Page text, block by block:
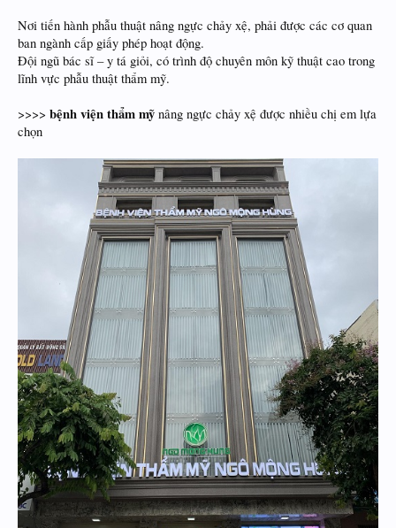
Nơi tiến hành phẫu thuật nâng ngực chảy xệ, phải được các cơ quan
ban ngành cấp giấy phép hoạt động.
Đội ngũ bác sĩ – y tá giỏi, có trình độ chuyên môn kỹ thuật cao trong
lĩnh vực phẫu thuật thẩm mỹ.
>>>> bệnh viện thẩm mỹ nâng ngực chảy xệ được nhiều chị em lựa
chọn